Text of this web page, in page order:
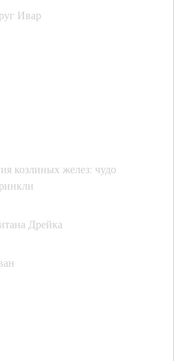
Ивар
козлиных желез: чудо
Дрейка